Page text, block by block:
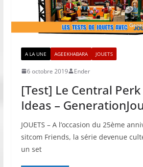
A LA UNE AGEEKHABARA JOUETS
6 octobre 2019 Ender
[Test] Le Central Perk
Ideas –
JOUETS – A l’occasion du 25ème
sitcom Friends, la série devenue
un set